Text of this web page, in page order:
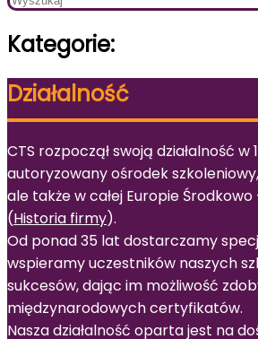
Kategorie:
Działalność
CTS rozpoczął swoją działalność w
autoryzowany ośrodek
ale także w całej Europie
(Historia firmy).
Od ponad 35 lat dostarczamy
wspieramy uczestników naszych
sukcesów, dając im możliwość
międzynarodowych certyfikatów.
Nasza działalność oparta jest na